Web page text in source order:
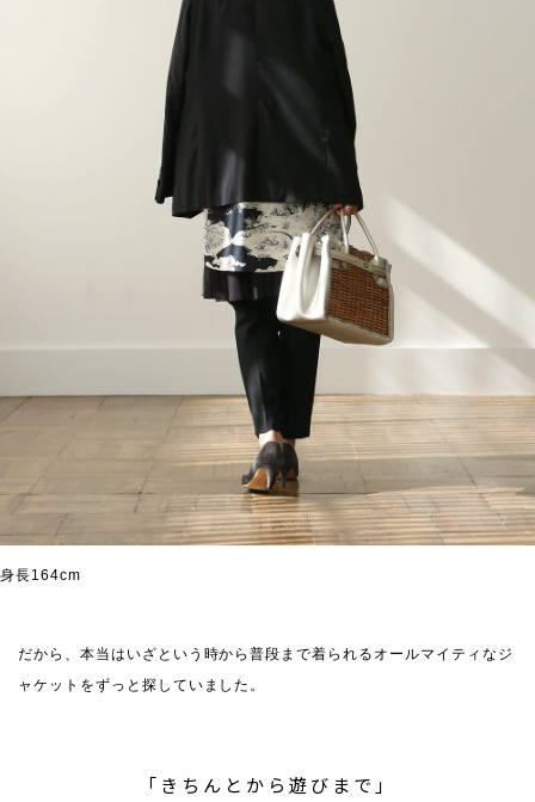
身長164cm
だから、本当はいざという時から普段まで着られるオールマイティなジ
ャケットをずっと探していました。
「きちんとから遊びまで」